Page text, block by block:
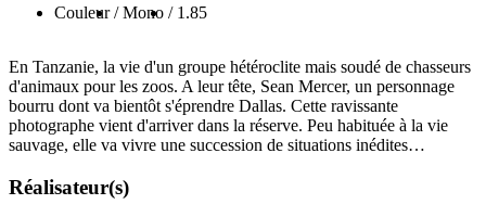
Couleur / Mono / 1.85
En Tanzanie, la vie d'un groupe hétéroclite mais soudé de chasseurs
d'animaux pour les zoos. A leur tête, Sean Mercer, un personnage
bourru dont va bientôt s'éprendre Dallas. Cette ravissante
photographe vient d'arriver dans la réserve. Peu habituée à la vie
sauvage, elle va vivre une succession de situations inédites…
Réalisateur(s)